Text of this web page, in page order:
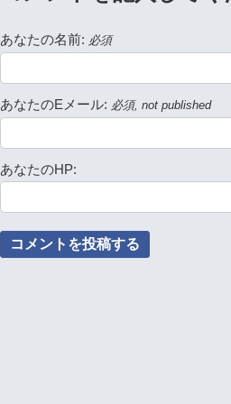
あなたの名前: 必須
あなたのEメール: 必須, not published
あなたのHP: